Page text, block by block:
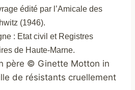
édité par l’Amicale des
(1946).
: Etat civil et Registres
de Haute-Marne.
père © Ginette Motton in
de résistants cruellement